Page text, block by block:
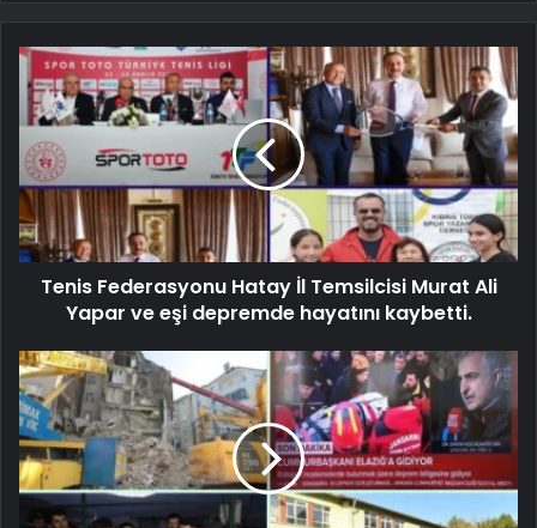
Tenis Federasyonu Hatay İl Temsilcisi Murat Ali
Yapar ve eşi depremde hayatını kaybetti.